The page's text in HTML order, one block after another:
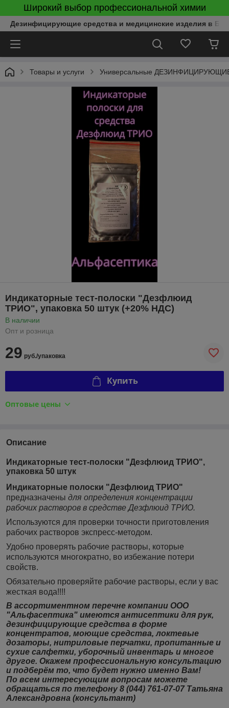
Широкий выбор профессиональной химии
Дезинфицирующие средства и медицинские изделия в
Товары и услуги Универсальные
Индикаторные тест-полоски "Дезфлюид
ТРИО", упаковка 50 штук (+20% НДС)
В наличии
Опт и розница
29 руб./упаковка
Купить
Оптовые цены
Описание
Индикаторные тест-полоски "Дезфлюид ТРИО",
упаковка 50 штук
Индикаторные полоски "Дезфлюид ТРИО"
предназначены для определения концентрации
рабочих растворов в средстве Дезфлюид ТРИО.
Используются для проверки точности приготовления
рабочих растворов экспресс-методом.
Удобно проверять рабочие растворы, которые
используются многократно, во избежание потери
свойств.
Обязательно проверяйте рабочие растворы, если у вас
жесткая вода!!!!
В ассортиментном перечне компании ООО
"Альфасептика" имеются антисептики для рук,
дезинфицирующие средства в форме
концентратов, моющие средства, локтевые
дозаторы, нитриловые перчатки, пропитанные и
сухие салфетки, уборочный инвентарь и многое
другое. Окажем профессиональную консультацию
и подберём то, что будет нужно именно Вам!
По всем интересующим вопросам можете
обращаться по телефону 8 (044) 761-07-07 Татьяна
Александровна (консультант)